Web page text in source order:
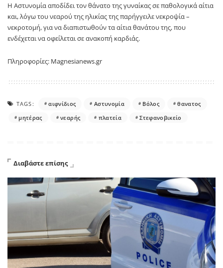
Η Αστυνομία αποδίδει τον θάνατο της γυναίκας σε παθολογικά αίτια
και, λόγω του νεαρού της ηλικίας της παρήγγειλε νεκροψία –
νεκροτομή, για να διαπιστωθούν τα αίτια θανάτου της, που
ενδέχεται να οφείλεται σε ανακοπή καρδιάς.
Πληροφορίες: Magnesianews.gr
TAGS: αιφνίδιος Αστυνομία Βόλος
θανατος
μητέρας
νεαρής πλατεία Στεφανοβικείο
Διαβάστε επίσης